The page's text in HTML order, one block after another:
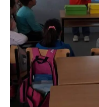
ПОДГОТВЕНОСТ
ПРОЕКТИ –